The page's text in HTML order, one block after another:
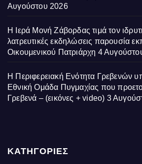
Αυγούστου 2026
Η Ιερά Μονή Ζάβορδας τιμά τον
λατρευτικές εκδηλώσεις παρουσία
Οικουμενικού Πατριάρχη 4
Η Περιφερειακή Ενότητα Γρεβενών
Εθνική Ομάδα Πυγμαχίας που
Γρεβενά – (εικόνες + video) 3
ΚΑΤΗΓΟΡΙΕΣ